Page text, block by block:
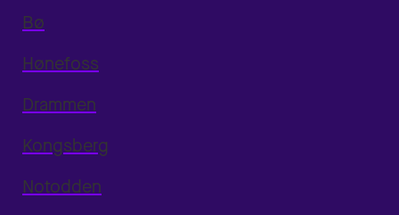
Bø
Hønefoss
Drammen
Kongsberg
Notodden